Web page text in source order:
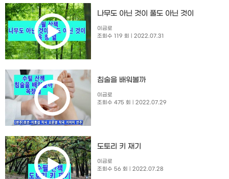
나무도 아닌 것이 풀도 아닌 것이
이금로
조회수 119 회
| 2022.07.31
침술을 배워볼까
이금로
조회수 475 회
| 2022.07.29
도토리 키 재기
이금로
조회수 56 회
| 2022.07.28